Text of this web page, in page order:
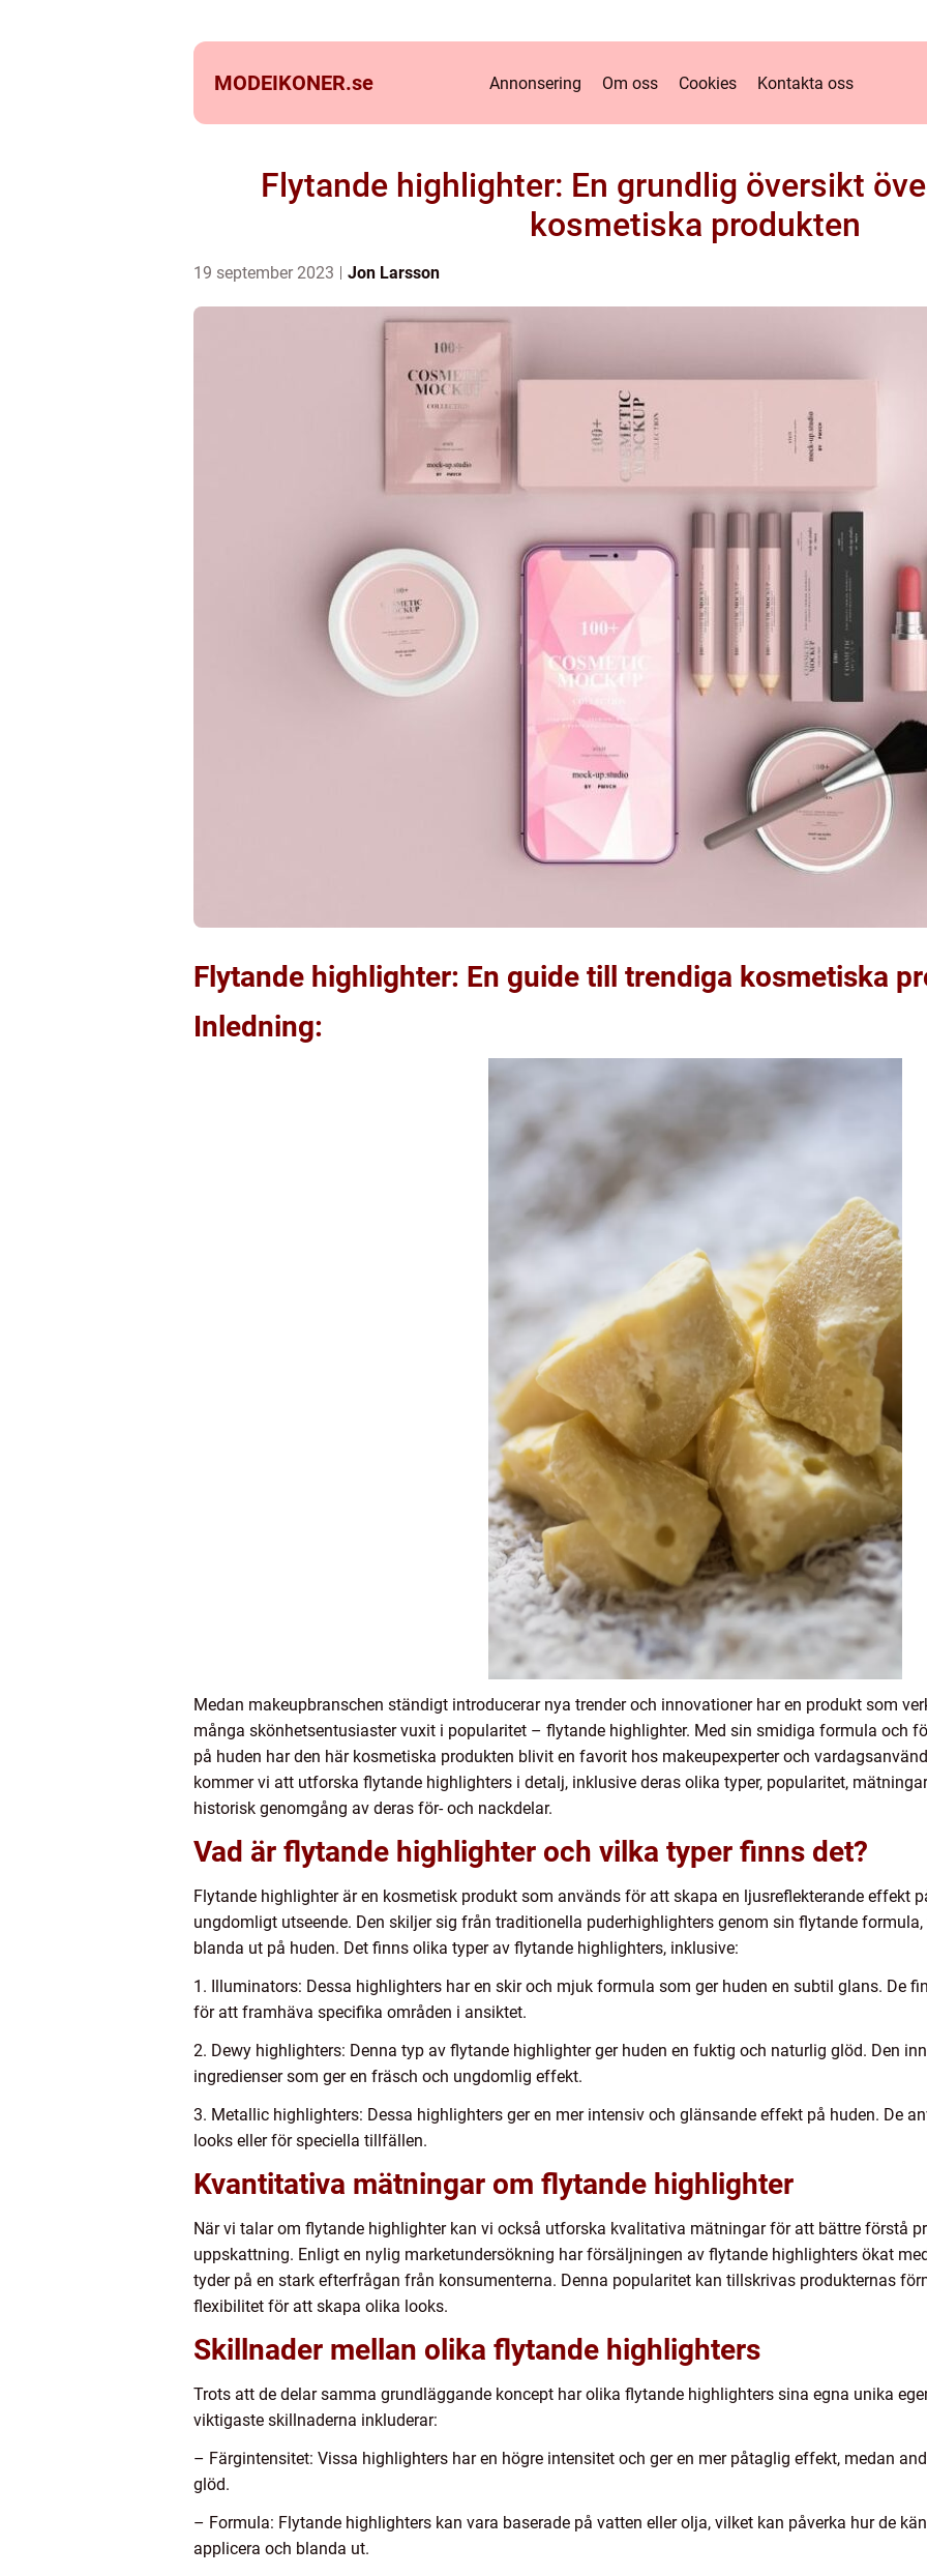
MODEIKONER.se Annonsering Om oss Cookies Kontakta oss
Flytande highlighter: En grundlig översikt
kosmetiska produkten
19 september 2023 Jon Larsson
Flytande highlighter: En guide till trendiga kosmetiska
Inledning:
Medan makeupbranschen ständigt introducerar nya trender och innovationer har en produkt som
många skönhetsentusiaster vuxit i popularitet – flytande highlighter. Med sin smidiga formula och
på huden har den här kosmetiska produkten blivit en favorit hos makeupexperter och
kommer vi att utforska flytande highlighters i detalj, inklusive deras olika typer, popularitet,
historisk genomgång av deras för- och nackdelar.
Vad är flytande highlighter och vilka typer finns det?
Flytande highlighter är en kosmetisk produkt som används för att skapa en ljusreflekterande effekt
ungdomligt utseende. Den skiljer sig från traditionella puderhighlighters genom sin flytande
blanda ut på huden. Det finns olika typer av flytande highlighters, inklusive:
1. Illuminators: Dessa highlighters har en skir och mjuk formula som ger huden en subtil glans. De
för att framhäva specifika områden i ansiktet.
2. Dewy highlighters: Denna typ av flytande highlighter ger huden en fuktig och naturlig glöd. Den
ingredienser som ger en fräsch och ungdomlig effekt.
3. Metallic highlighters: Dessa highlighters ger en mer intensiv och glänsande effekt på huden. De
looks eller för speciella tillfällen.
Kvantitativa mätningar om flytande highlighter
När vi talar om flytande highlighter kan vi också utforska kvalitativa mätningar för att bättre förstå
uppskattning. Enligt en nylig marketundersökning har försäljningen av flytande highlighters ökat
tyder på en stark efterfrågan från konsumenterna. Denna popularitet kan tillskrivas produkternas
flexibilitet för att skapa olika looks.
Skillnader mellan olika flytande highlighters
Trots att de delar samma grundläggande koncept har olika flytande highlighters sina egna unika
viktigaste skillnaderna inkluderar:
– Färgintensitet: Vissa highlighters har en högre intensitet och ger en mer påtaglig effekt, medan
glöd.
– Formula: Flytande highlighters kan vara baserade på vatten eller olja, vilket kan påverka hur de
applicera och blanda ut.